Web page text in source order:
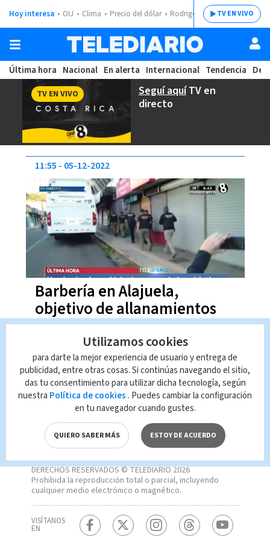
Hoy interesa OIJ Clima Precio del dólar Rodrigo ChavesTV EN VIVO
Última hora Nacional En alerta Internacional Tendencia
Seguí aquíTV en
directo
TV EN VIVO
Barbería en Alajuela,
objetivo de allanamientos
antidrogas
11:55 05-12-2022
DERECHOS RESERVADOS © TELEDIARIO 2026
Prohibida la reproducción total o parcial, incluyendo
cualquier medio electrónico o magnético.
VISÍTANOS
EN
Utilizamos cookies
para darte la mejor experiencia de usuario y entrega de
publicidad, entre otras cosas. Si continúas navegando el sitio,
das tu consentimiento para utilizar dicha tecnología, según
nuestra Política de cookies . Puedes cambiar la configuración
en tu navegador cuando gustes.
QUIERO SABER MÁS ESTOY DE ACUERDO